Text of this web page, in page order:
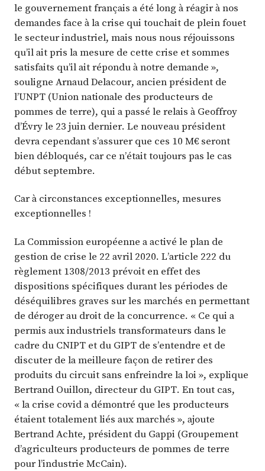
le gouvernement français a été long à réagir à nos
demandes face à la crise qui touchait de plein fouet
le secteur industriel, mais nous nous réjouissons
qu’il ait pris la mesure de cette crise et sommes
satisfaits qu’il ait répondu à notre demande »,
souligne Arnaud Delacour, ancien président de
l’UNPT (Union nationale des producteurs de
pommes de terre), qui a passé le relais à Geoffroy
d’Évry le 23 juin dernier. Le nouveau président
devra cependant s’assurer que ces 10 M€ seront
bien débloqués, car ce n’était toujours pas le cas
début septembre.
Car à circonstances exceptionnelles, mesures
exceptionnelles !
La Commission européenne a activé le plan de
gestion de crise le 22 avril 2020. L’article 222 du
règlement 1308/2013 prévoit en effet des
dispositions spécifiques durant les périodes de
déséquilibres graves sur les marchés en permettant
de déroger au droit de la concurrence. « Ce qui a
permis aux industriels transformateurs dans le
cadre du CNIPT et du GIPT de s’entendre et de
discuter de la meilleure façon de retirer des
produits du circuit sans enfreindre la loi », explique
Bertrand Ouillon, directeur du GIPT. En tout cas,
« la crise covid a démontré que les producteurs
étaient totalement liés aux marchés », ajoute
Bertrand Achte, président du Gappi (Groupement
d’agriculteurs producteurs de pommes de terre
pour l’industrie McCain).